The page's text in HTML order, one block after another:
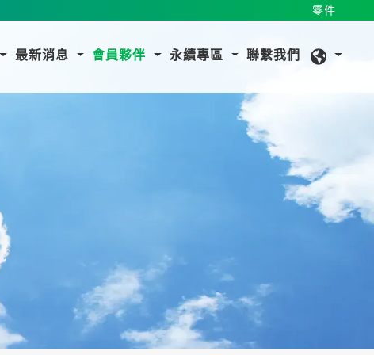
零件
最新消息 會員夥伴 永續專區 聯繫我們